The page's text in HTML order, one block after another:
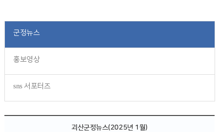
군정뉴스
홍보영상
sns 서포터즈
괴산군정뉴스(2025년 1월)